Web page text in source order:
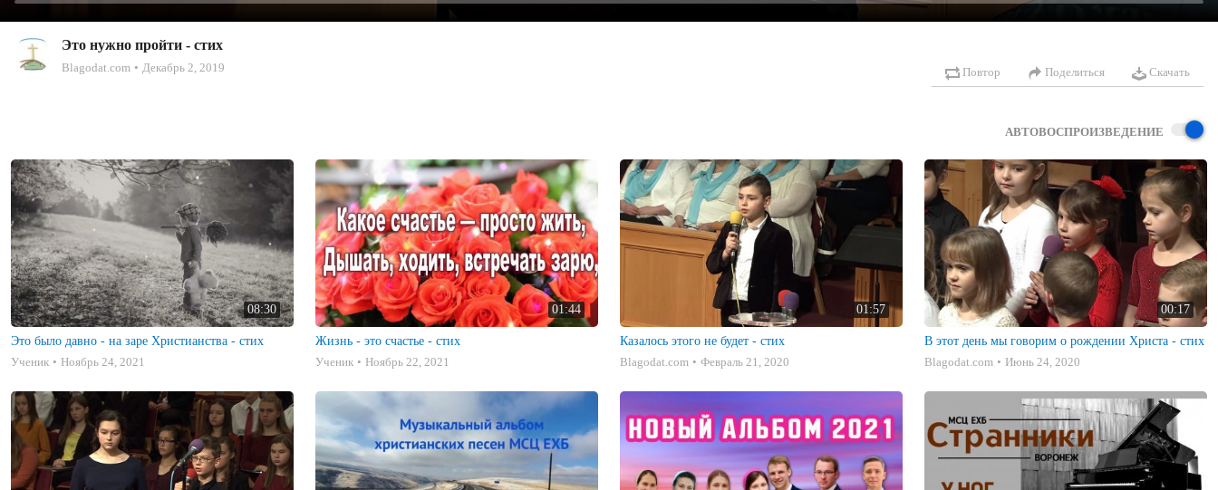
Это нужно пройти - стих
Blagodat.com Декабрь 2, 2019 Повтор Поделиться Скачать
АВТОВОСПРОИЗВЕДЕНИЕ
08:30
Это было давно - на заре Христианства - стих
Ученик
Ноябрь 24, 2021
01:44
Жизнь - это счастье - стих
Ученик
Ноябрь 22, 2021
01:57
Казалось этого не будет - стих
Blagodat.com
Февраль 21, 2020
00:17
В этот день мы говорим о рождении Христа - стих
Blagodat.com
Июнь 24, 2020